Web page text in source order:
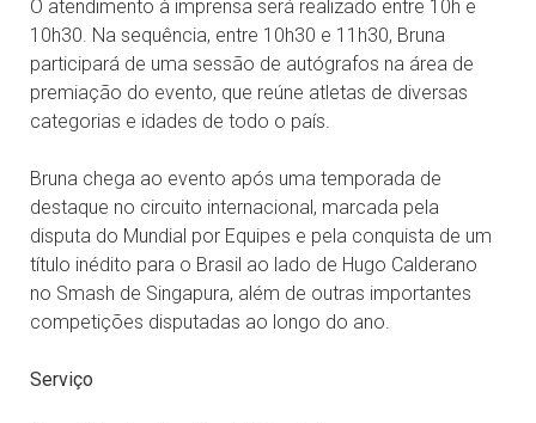
O atendimento à imprensa será realizado entre 10h e
10h30. Na sequência, entre 10h30 e 11h30, Bruna
participará de uma sessão de autógrafos na área de
premiação do evento, que reúne atletas de diversas
categorias e idades de todo o país.
Bruna chega ao evento após uma temporada de
destaque no circuito internacional, marcada pela
disputa do Mundial por Equipes e pela conquista de um
título inédito para o Brasil ao lado de Hugo Calderano
no Smash de Singapura, além de outras importantes
competições disputadas ao longo do ano.
Serviço